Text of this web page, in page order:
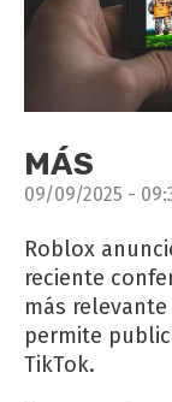
MÁS
09/09/2025 -
Roblox
reciente
más
permite
TikTok.